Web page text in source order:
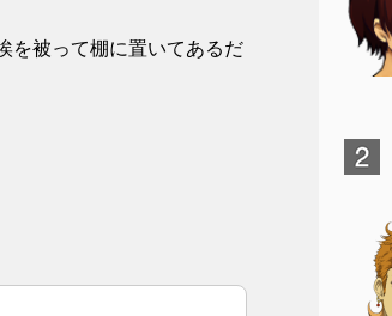
を被って棚に置いてあるだ